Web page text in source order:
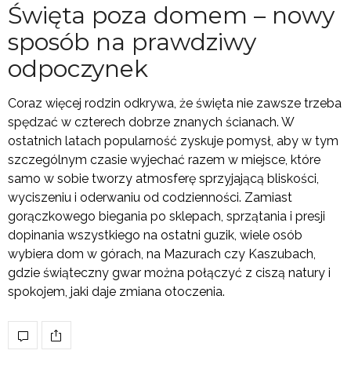
Święta poza domem – nowy
sposób na prawdziwy
odpoczynek
Coraz więcej rodzin odkrywa, że święta nie zawsze trzeba
spędzać w czterech dobrze znanych ścianach. W
ostatnich latach popularność zyskuje pomysł, aby w tym
szczególnym czasie wyjechać razem w miejsce, które
samo w sobie tworzy atmosferę sprzyjającą bliskości,
wyciszeniu i oderwaniu od codzienności. Zamiast
gorączkowego biegania po sklepach, sprzątania i presji
dopinania wszystkiego na ostatni guzik, wiele osób
wybiera dom w górach, na Mazurach czy Kaszubach,
gdzie świąteczny gwar można połączyć z ciszą natury i
spokojem, jaki daje zmiana otoczenia.